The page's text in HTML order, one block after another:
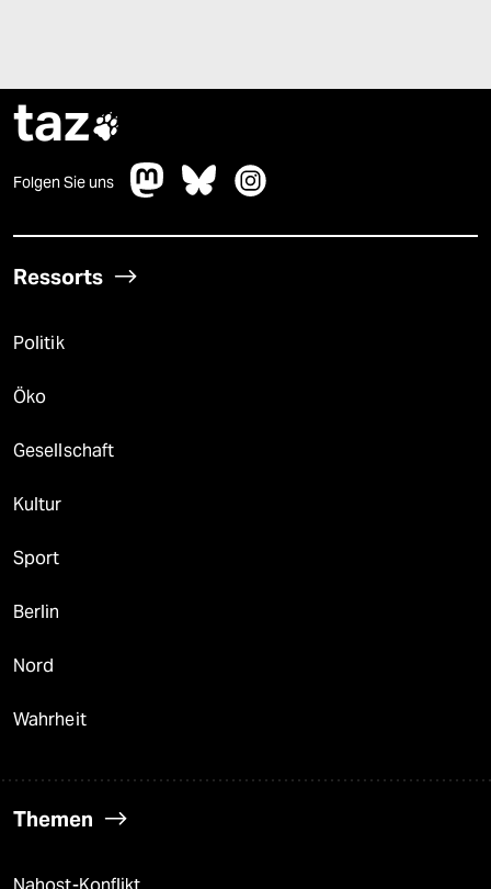
taz
Folgen Sie uns
Ressorts
Politik
Öko
Gesellschaft
Kultur
Sport
Berlin
Nord
Wahrheit
Themen